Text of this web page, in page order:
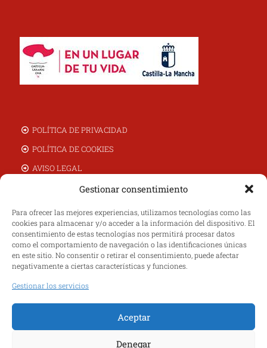
Gestionar consentimiento
Para ofrecer las mejores experiencias, utilizamos tecnologías como las
cookies para almacenar y/o acceder a la información del dispositivo. El
consentimiento de estas tecnologías nos permitirá procesar datos
como el comportamiento de navegación o las identificaciones únicas
en este sitio. No consentir o retirar el consentimiento, puede afectar
negativamente a ciertas características y funciones.
Gestionar los servicios
Aceptar
Denegar
POLÍTICA DE PRIVACIDAD
POLÍTICA DE COOKIES
AVISO LEGAL
CAMBIOS Y DEVOLUCIONES
NOSOTROS
MI CUENTA
CONTACTO